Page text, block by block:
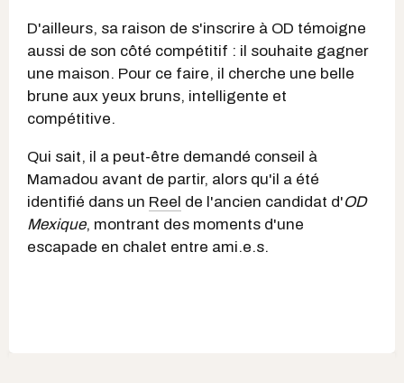
D'ailleurs, sa raison de s'inscrire à OD témoigne
aussi de son côté compétitif : il souhaite gagner
une maison. Pour ce faire, il cherche une belle
brune aux yeux bruns, intelligente et
compétitive.
Qui sait, il a peut-être demandé conseil à
Mamadou avant de partir, alors qu'il a été
identifié dans un Reel de l'ancien candidat d'OD
Mexique, montrant des moments d'une
escapade en chalet entre ami.e.s.